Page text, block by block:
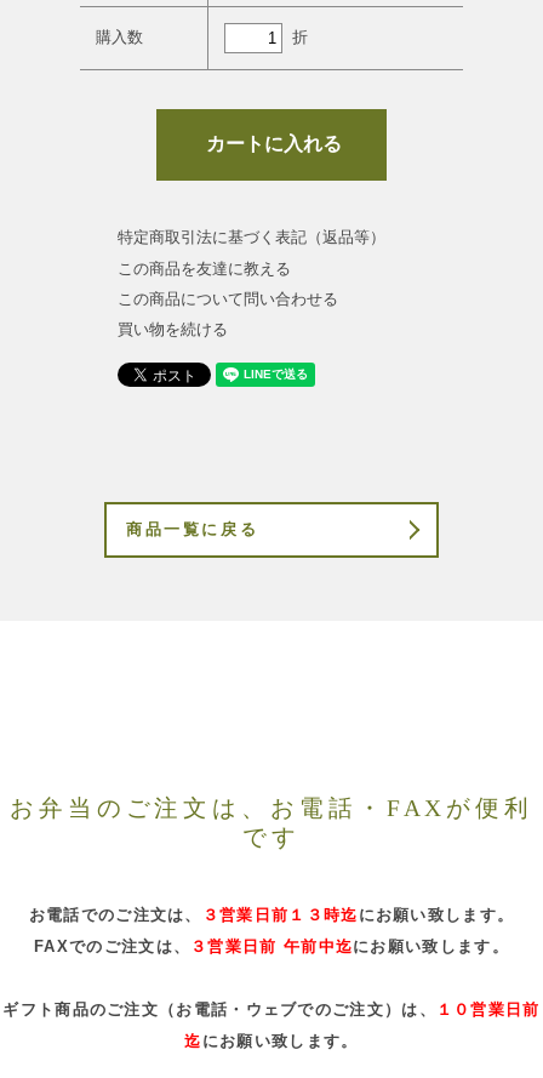
購入数 折
特定商取引法に基づく表記（返品等）
この商品を友達に教える
この商品について問い合わせる
買い物を続ける
商品一覧に戻る
お弁当のご注文は、お電話・FAXが便利
です
お電話でのご注文は、 ３営業日前１３時迄 にお願い致します。
FAXでのご注文は、
３営業日前 午前中迄にお願い致します。
ギフト商品のご注文（お電話・ウェブでのご注文）は、
１０営業日前
迄 にお願い致します。